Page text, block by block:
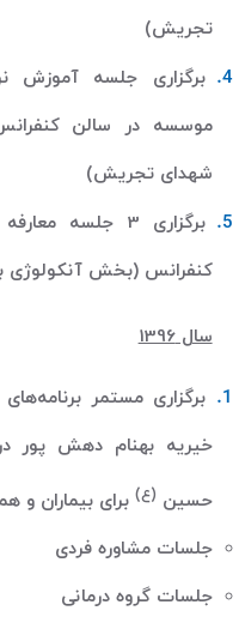
تجریش)
برگزاری جلسه آموزش
موسسه در سالن
شهدای تجریش)
برگزاری 3 جلسه
کنفرانس (بخش آنکولوژی
سال 1396
برگزاری مستمر
خیریه بهنام دهش پور
حسین (ع) برای بیماران و
جلسات مشاوره فردی
جلسات گروه درمانی